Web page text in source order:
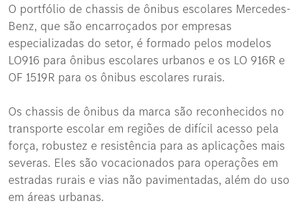
O portfólio de chassis de ônibus escolares Mercedes-
Benz, que são encarroçados por empresas
especializadas do setor, é formado pelos modelos
LO916 para ônibus escolares urbanos e os LO 916R e
OF 1519R para os ônibus escolares rurais.
Os chassis de ônibus da marca são reconhecidos no
transporte escolar em regiões de difícil acesso pela
força, robustez e resistência para as aplicações mais
severas. Eles são vocacionados para operações em
estradas rurais e vias não pavimentadas, além do uso
em áreas urbanas.